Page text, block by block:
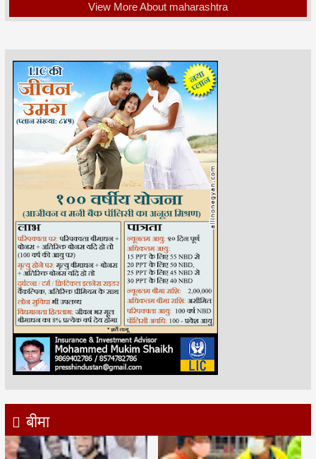
View More About maharashtra
बीमा